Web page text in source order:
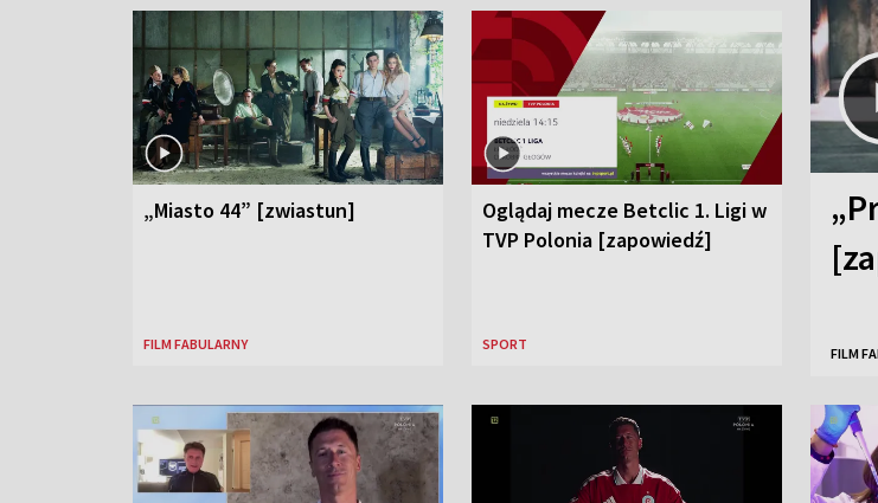
„Miasto 44” [zwiastun]
FILM FABULARNY
Oglądaj mecze Betclic 1. Ligi w
TVP Polonia [zapowiedź]
SPORT
FILM